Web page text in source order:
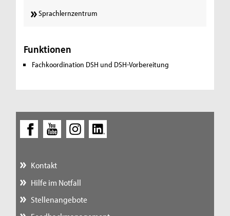
Sprachlernzentrum
Funktionen
Fachkoordination DSH und DSH-Vorbereitung
Kontakt
Hilfe im Notfall
Stellenangebote